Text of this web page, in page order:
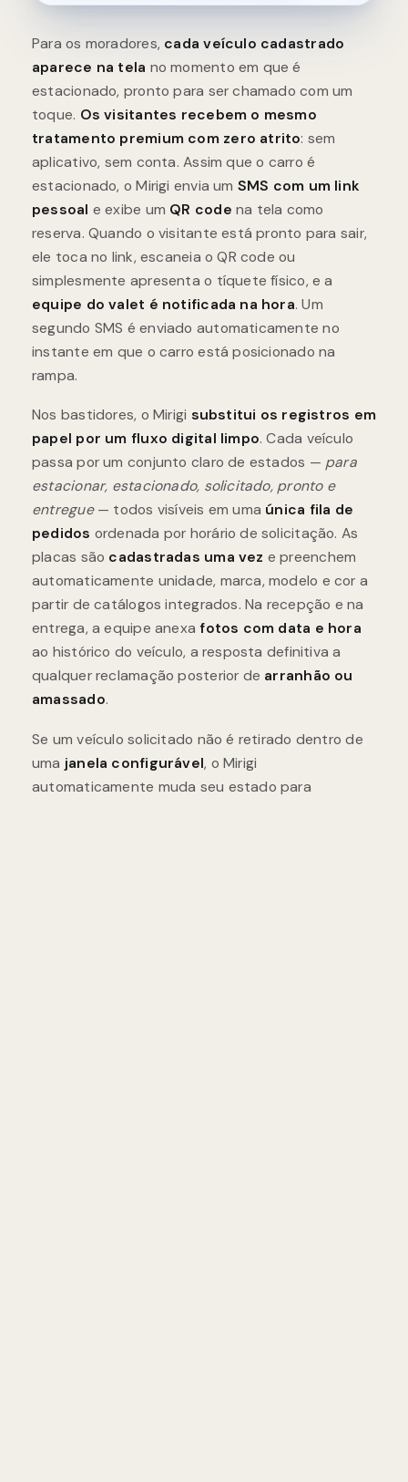
Para os moradores, cada veículo cadastrado
aparece na tela no momento em que é
estacionado, pronto para ser chamado com um
toque. Os visitantes recebem o mesmo
tratamento premium com zero atrito: sem
aplicativo, sem conta. Assim que o carro é
estacionado, o Mirigi envia um SMS com um link
pessoal e exibe um QR code na tela como
reserva. Quando o visitante está pronto para sair,
ele toca no link, escaneia o QR code ou
simplesmente apresenta o tíquete físico, e a
equipe do valet é notificada na hora. Um
segundo SMS é enviado automaticamente no
instante em que o carro está posicionado na
rampa.
Nos bastidores, o Mirigi substitui os registros em
papel por um fluxo digital limpo. Cada veículo
passa por um conjunto claro de estados — para
estacionar, estacionado, solicitado, pronto e
entregue— todos visíveis em uma única fila de
pedidos ordenada por horário de solicitação. As
placas são cadastradas uma vez e preenchem
automaticamente unidade, marca, modelo e cor a
partir de catálogos integrados. Na recepção e na
entrega, a equipe anexafotos com data e hora
ao histórico do veículo, a resposta definitiva a
qualquer reclamação posterior de arranhão ou
amassado.
Se um veículo solicitado não é retirado dentro de
uma janela configurável, o Mirigi
automaticamente muda seu estado para